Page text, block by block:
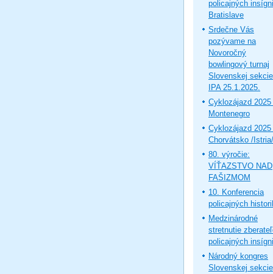
policajných
Bratislave
Srdečne Vás
pozývame na
Novoročný
bowlingový turnaj
Slovenskej sekcie
IPA 25.1.2025.
Cyklozájazd 2025
Montenegro
Cyklozájazd 2025
Chorvátsko /Istria/
80. výročie:
VÍŤAZSTVO NAD
FAŠIZMOM
10. Konferencia
policajných
Medzinárodné
stretnutie
policajných
Národný kongres
Slovenskej sekcie